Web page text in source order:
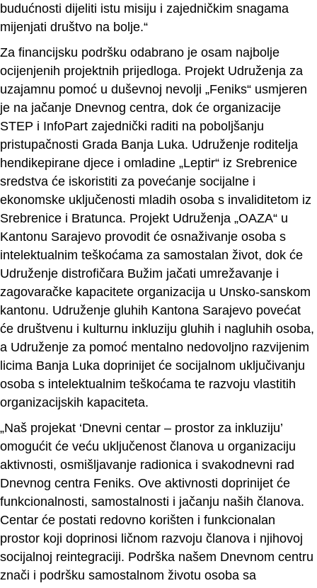
budućnosti dijeliti istu misiju i zajedničkim snagama
mijenjati društvo na bolje.“
Za financijsku podršku odabrano je osam najbolje
ocijenjenih projektnih prijedloga. Projekt Udruženja za
uzajamnu pomoć u duševnoj nevolji „Feniks“ usmjeren
je na jačanje Dnevnog centra, dok će organizacije
STEP i InfoPart zajednički raditi na poboljšanju
pristupačnosti Grada Banja Luka. Udruženje roditelja
hendikepirane djece i omladine „Leptir“ iz Srebrenice
sredstva će iskoristiti za povećanje socijalne i
ekonomske uključenosti mladih osoba s invaliditetom iz
Srebrenice i Bratunca. Projekt Udruženja „OAZA“ u
Kantonu Sarajevo provodit će osnaživanje osoba s
intelektualnim teškoćama za samostalan život, dok će
Udruženje distrofičara Bužim jačati umrežavanje i
zagovaračke kapacitete organizacija u Unsko-sanskom
kantonu. Udruženje gluhih Kantona Sarajevo povećat
će društvenu i kulturnu inkluziju gluhih i nagluhih osoba,
a Udruženje za pomoć mentalno nedovoljno razvijenim
licima Banja Luka doprinijet će socijalnom uključivanju
osoba s intelektualnim teškoćama te razvoju vlastitih
organizacijskih kapaciteta.
„Naš projekat ‘Dnevni centar – prostor za inkluziju’
omogućit će veću uključenost članova u organizaciju
aktivnosti, osmišljavanje radionica i svakodnevni rad
Dnevnog centra Feniks. Ove aktivnosti doprinijet će
funkcionalnosti, samostalnosti i jačanju naših članova.
Centar će postati redovno korišten i funkcionalan
prostor koji doprinosi ličnom razvoju članova i njihovoj
socijalnoj reintegraciji. Podrška našem Dnevnom centru
znači i podršku samostalnom životu osoba sa